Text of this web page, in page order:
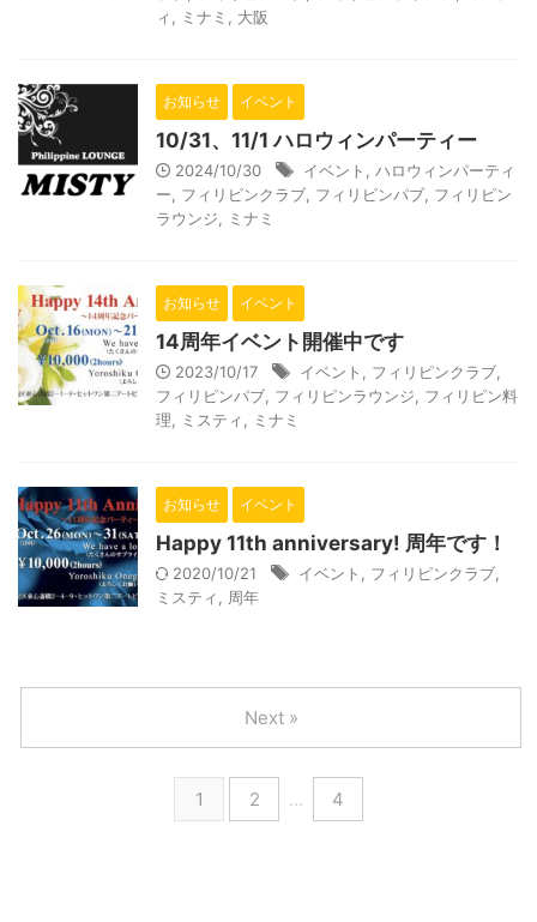
ィ
ミナミ 大阪
お知らせ イベント
10/31、11/1 ハロウィンパーティー
2024/10/30 イベント
ハロウィンパーティ
ー
フィリピンクラブ フィリピンパブ フィリピン
ラウンジ
ミナミ
お知らせ イベント
14周年イベント開催中です
2023/10/17 イベント フィリピンクラブ
フィリピンパブ フィリピンラウンジ
フィリピン料
理
ミスティ ミナミ
お知らせ イベント
Happy 11th anniversary! 周年です！
2020/10/21 イベント フィリピンクラブ
ミスティ
周年
1 2 … 4
Next »